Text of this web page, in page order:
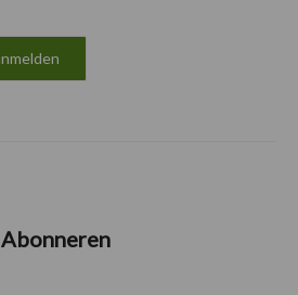
Abonneren